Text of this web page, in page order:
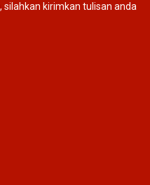
kirimkan tulisan anda